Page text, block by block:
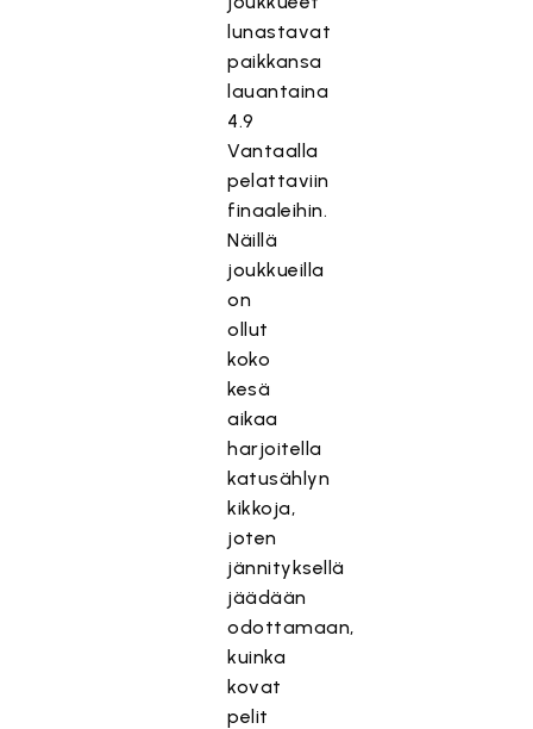
lunastavat
paikkansa
lauantaina
4.9
Vantaalla
pelattaviin
finaaleihin.
Näillä
joukkueilla
on
ollut
koko
kesä
aikaa
harjoitella
katusählyn
kikkoja,
joten
jännityksellä
jäädään
odottamaan,
kuinka
kovat
pelit